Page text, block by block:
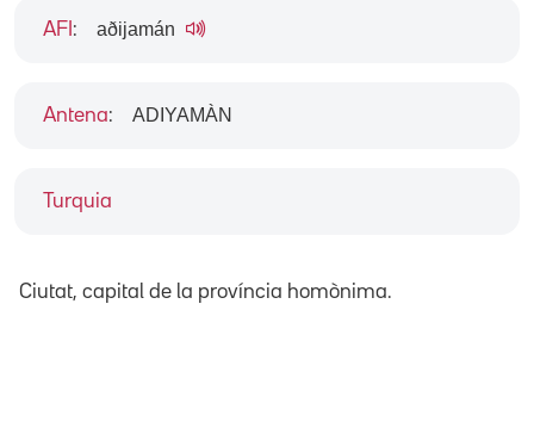
Turquia
AFI : aðijamán
Antena: ADIYAMÀN
Ciutat, capital de la província homònima.